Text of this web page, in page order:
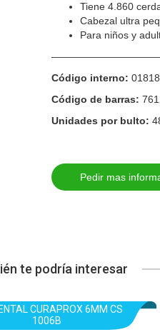
Tiene 4.860
Cabezal ultra
Para niños y
Código interno:
Código de barras:
Unidades por bulto:
Pedir mas
te podría interesar
CURAPROX 6MM CS
1006B